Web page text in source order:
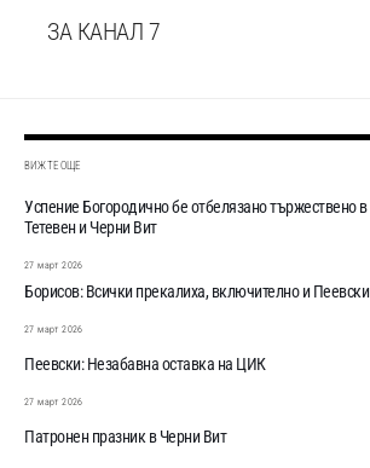
ЗА КАНАЛ 7
ВИЖТЕ ОЩЕ
Успение Богородично бе отбелязано тържествено в
Тетевен и Черни Вит
27 март 2026
Борисов: Всички прекалиха, включително и Пеевски
27 март 2026
Пеевски: Незабавна оставка на ЦИК
27 март 2026
Патронен празник в Черни Вит